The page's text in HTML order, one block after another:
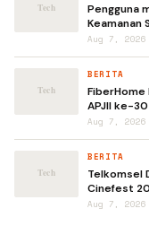
Pengguna
Keamanan
Aug 7, 2026
BERITA
FiberHome
APJII ke-30
Aug 7, 2026
BERITA
Telkomsel
Cinefest
Aug 7, 2026